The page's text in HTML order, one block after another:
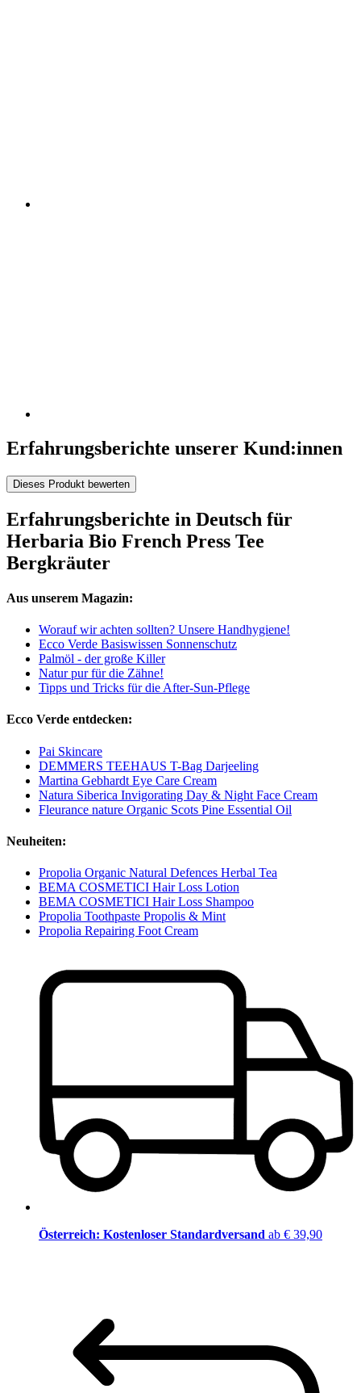
Erfahrungsberichte unserer Kund:innen
Dieses Produkt bewerten
Erfahrungsberichte in Deutsch für
Herbaria Bio French Press Tee
Bergkräuter
Aus unserem Magazin:
Worauf wir achten sollten? Unsere Handhygiene!
Ecco Verde Basiswissen Sonnenschutz
Palmöl - der große Killer
Natur pur für die Zähne!
Tipps und Tricks für die After-Sun-Pflege
Ecco Verde entdecken:
Pai Skincare
DEMMERS TEEHAUS T-Bag Darjeeling
Martina Gebhardt Eye Care Cream
Natura Siberica Invigorating Day & Night Face Cream
Fleurance nature Organic Scots Pine Essential Oil
Neuheiten:
Propolia Organic Natural Defences Herbal Tea
BEMA COSMETICI Hair Loss Lotion
BEMA COSMETICI Hair Loss Shampoo
Propolia Toothpaste Propolis & Mint
Propolia Repairing Foot Cream
Österreich: Kostenloser Standardversand ab € 39,90